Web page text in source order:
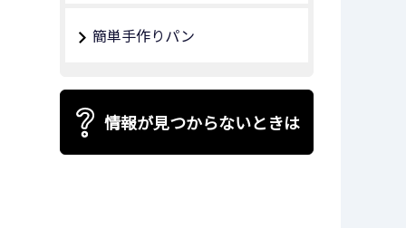
簡単手作りパン
情報が見つからないときは